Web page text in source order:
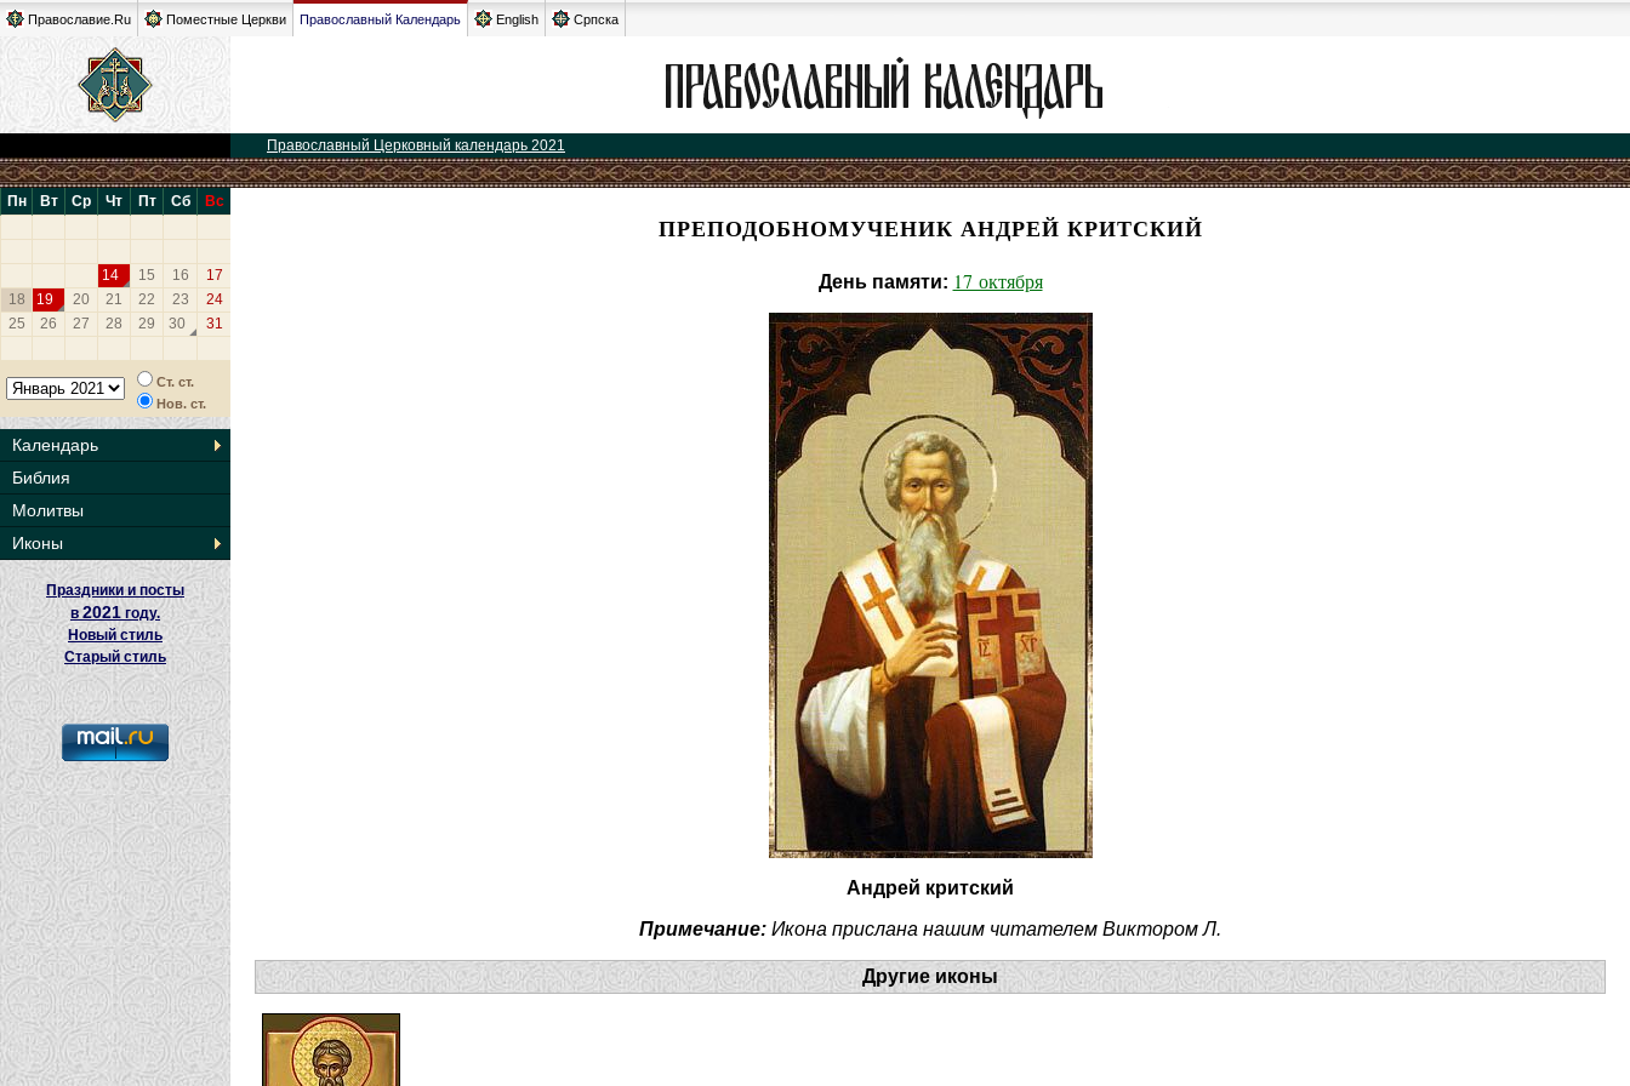
Православие.Ru Поместные Церкви Православный Календарь English Српска
Православный Церковный календарь 2021
Пн Вт Ср Чт Пт Сб Вс
14 15 16
17
18
19 20 21 22 23
24
25
26 27 28 29 30 31
Ст. ст.
Нов. ст.
Календарь
Библия
Молитвы
Иконы
Праздники и посты
в2021 году.
Новый стиль
Старый стиль
ПРЕПОДОБНОМУЧЕНИК АНДРЕЙ КРИТСКИЙ
День памяти: 17 октября
Андрей критский
Примечание: Икона прислана нашим читателем Виктором Л.
Другие иконы